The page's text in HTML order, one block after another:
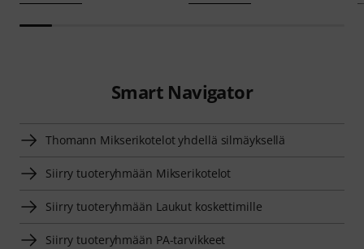
Smart Navigator
Thomann Mikserikotelot yhdellä silmäyksellä
Siirry tuoteryhmään Mikserikotelot
Siirry tuoteryhmään Laukut koskettimille
Siirry tuoteryhmään PA-tarvikkeet